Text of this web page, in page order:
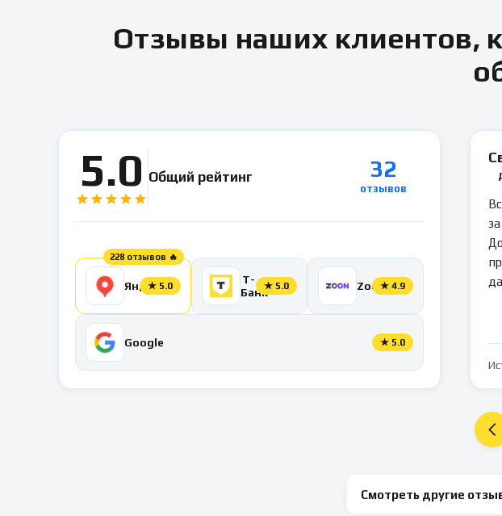
Отзывы наших клиентов,
5.0 Общий рейтинг 32
отзывов
228 отзывов 🔥
Яндекс
★ 5.0
Т-
Банк★ 5.0 Zoon★4.9
Google ★ 5.0
Смотреть другие